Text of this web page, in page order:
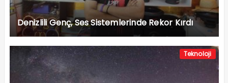
Denizlili Genç, Ses Sistemlerinde Rekor Kırdı
Teknoloji